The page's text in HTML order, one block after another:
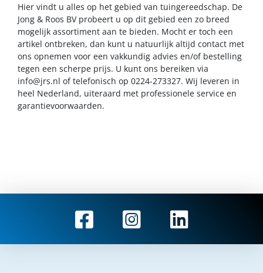
Hier vindt u alles op het gebied van tuingereedschap. De
Jong & Roos BV probeert u op dit gebied een zo breed
mogelijk assortiment aan te bieden. Mocht er toch een
artikel ontbreken, dan kunt u natuurlijk altijd contact met
ons opnemen voor een vakkundig advies en/of bestelling
tegen een scherpe prijs. U kunt ons bereiken via
info@jrs.nl of telefonisch op 0224-273327. Wij leveren in
heel Nederland, uiteraard met professionele service en
garantievoorwaarden.